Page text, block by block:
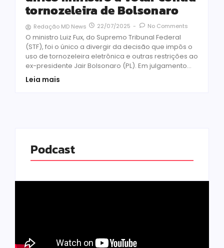
tornozeleira de Bolsonaro
Redação MD News 22/07/2025 - No Comments
O ministro Luiz Fux, do Supremo Tribunal Federal
(STF), foi o único a divergir da decisão que impôs o
uso de tornozeleira eletrônica e outras restrições ao
ex-presidente Jair Bolsonaro (PL). Em julgamento...
Leia mais
Podcast